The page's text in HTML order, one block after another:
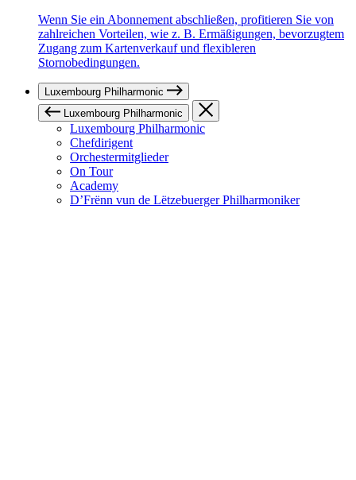
Wenn Sie ein Abonnement abschließen, profitieren Sie von
zahlreichen Vorteilen, wie z. B. Ermäßigungen, bevorzugtem
Zugang zum Kartenverkauf und flexibleren
Stornobedingungen.
Luxembourg Philharmonic
Luxembourg Philharmonic
Luxembourg Philharmonic
Chefdirigent
Orchestermitglieder
On Tour
Academy
D’Frënn vun de Lëtzebuerger Philharmoniker